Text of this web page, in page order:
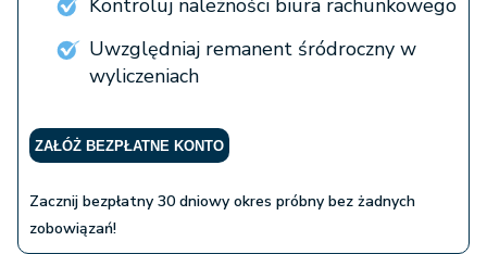
Uwzględniaj remanent śródroczny w
wyliczeniach
ZAŁÓŻ BEZPŁATNE KONTO
Zacznij bezpłatny 30 dniowy okres próbny bez żadnych
zobowiązań!